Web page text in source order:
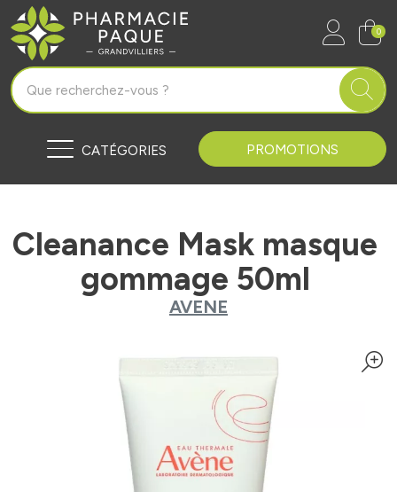
Pharmacie Paque Grandvilliers
0
CATÉGORIES PROMOTIONS
Cleanance Mask masque
gommage 50ml
AVENE